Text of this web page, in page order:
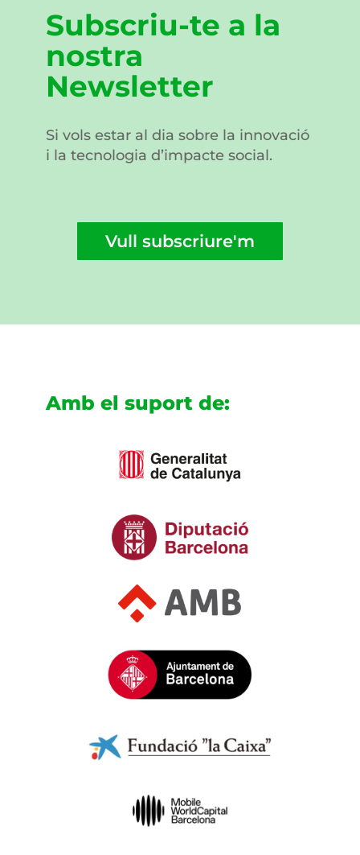
Subscriu-te a la
nostra
Newsletter
Si vols estar al dia sobre la innovació
i la tecnologia d’impacte social.
Vull subscriure'm
Amb el suport de: